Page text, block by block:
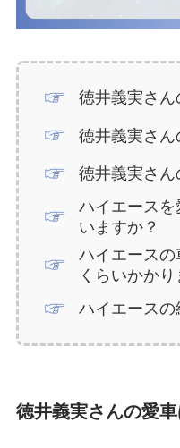
徳井義実さん
徳井義実さん
徳井義実さん
ハイエース
いますか？
ハイエース
くらいかかり
ハイエースの
徳井義実さんの愛